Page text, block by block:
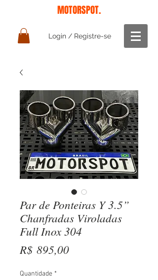
MOTORSPOT.
Login / Registre-se
Par de Ponteiras Y 3.5”
Chanfradas Viroladas
Full Inox 304
R$ 895,00Preço
Quantidade *